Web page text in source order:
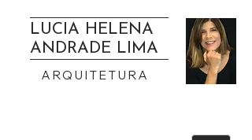
LUCIA HELENA
ANDRADE LIMA
ARQUITETURA